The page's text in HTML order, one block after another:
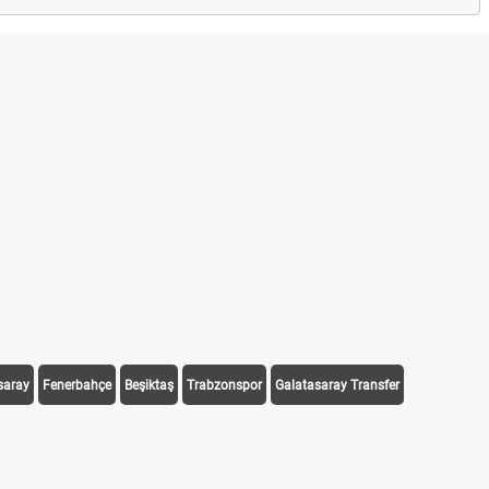
Fenerbahçe Beşiktaş Trabzonspor Galatasaray Transfer